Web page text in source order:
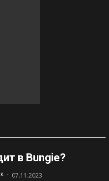
в Bungie?
- 07.11.2023